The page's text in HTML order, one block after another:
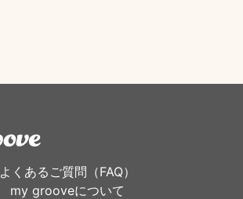
よくあるご質問（FAQ）
my grooveについて